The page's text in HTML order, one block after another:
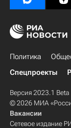
Политика
Спецпроекты
Версия 2023.1 Beta
© 2026 МИА
Вакансии
Сетевое издание